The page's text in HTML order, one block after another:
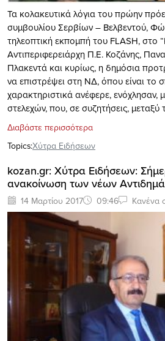
Τα κολακευτικά λόγια του πρώην
συμβουλίου Σερβίων – Βελβεντού,
τηλεοπτική εκπομπή του FLASH, στο
Αντιπεριφερειάρχη Π.Ε. Κοζάνης,
Πλακεντά και κυρίως, η δημόσια
να επιστρέψει στη ΝΔ, όπου είναι το
χαρακτηριστικά ανέφερε, ενόχλησαν,
στελεχών, που, σε συζητήσεις, μεταξύ
Διαβάστε περισσότερα
Topics:Xύτρα Ειδήσεων
kozan.gr: Χύτρα Ειδήσεων:
ανακοίνωση των νέων
14 Μαρτίου 2017 09:46 Κανένα